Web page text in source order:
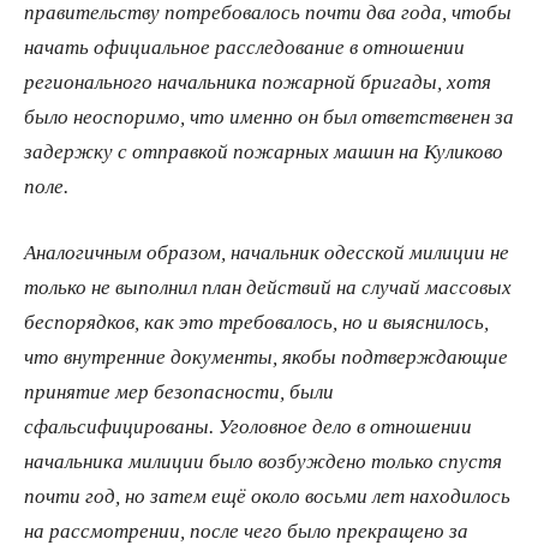
правительству потребовалось почти два года, чтобы
начать официальное расследование в отношении
регионального начальника пожарной бригады, хотя
было неоспоримо, что именно он был ответственен за
задержку с отправкой пожарных машин на Куликово
поле.
Аналогичным образом, начальник одесской милиции не
только не выполнил план действий на случай массовых
беспорядков, как это требовалось, но и выяснилось,
что внутренние документы, якобы подтверждающие
принятие мер безопасности, были
сфальсифицированы. Уголовное дело в отношении
начальника милиции было возбуждено только спустя
почти год, но затем ещё около восьми лет находилось
на рассмотрении, после чего было прекращено за